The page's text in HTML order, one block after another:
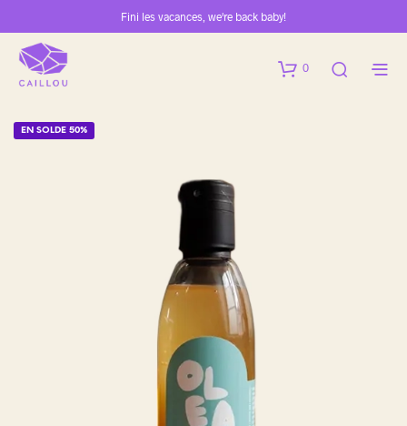
Fini les vacances, we're back baby!
0
EN SOLDE 50%